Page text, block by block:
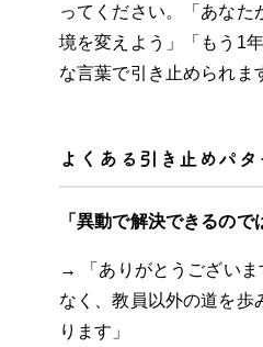
ってください。「あなた
境を変えよう」「もう1
な言葉で引き止められま
よくある引き止めパ
「異動で解決できるので
→ 「ありがとうございま
なく、教員以外の道を歩
ります」